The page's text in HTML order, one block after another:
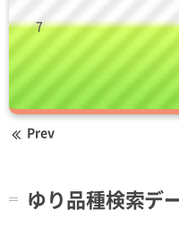
7
Prev
ゆり品種検索デ